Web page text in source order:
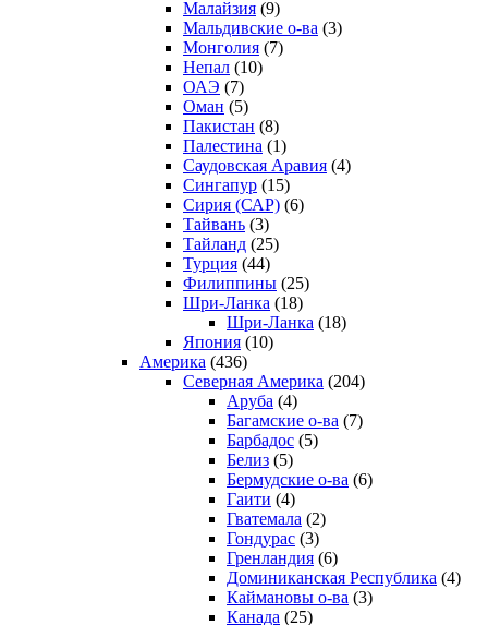
Малайзия (9)
Мальдивские о-ва (3)
Монголия (7)
Непал (10)
ОАЭ (7)
Оман (5)
Пакистан (8)
Палестина (1)
Саудовская Аравия (4)
Сингапур (15)
Сирия (САР) (6)
Тайвань (3)
Тайланд (25)
Турция (44)
Филиппины (25)
Шри-Ланка (18)
Шри-Ланка (18)
Япония (10)
Америка (436)
Северная Америка (204)
Аруба (4)
Багамские о-ва (7)
Барбадос (5)
Белиз (5)
Бермудские о-ва (6)
Гаити (4)
Гватемала (2)
Гондурас (3)
Гренландия (6)
Доминиканская Республика (4)
Каймановы о-ва (3)
Канада (25)